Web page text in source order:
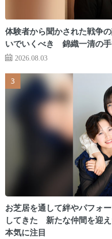
体験者から聞かされた戦争
いでいくべき 錦織一清の
2026.08.03
お芝居を通して絆やパフォ
してきた 新たな仲間を迎
本気に注目